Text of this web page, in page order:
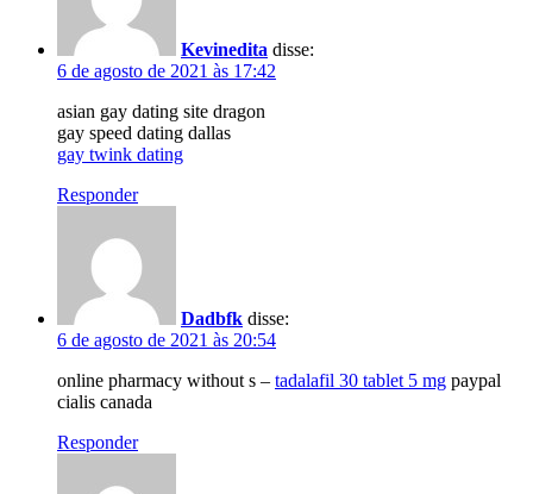
Kevinedita disse:
6 de agosto de 2021 às 17:42
asian gay dating site dragon
gay speed dating dallas
gay twink dating
Responder
Dadbfk disse:
6 de agosto de 2021 às 20:54
online pharmacy without s – tadalafil 30 tablet 5 mg paypal
cialis canada
Responder